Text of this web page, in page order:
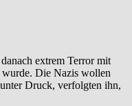
extrem Terror mit
wurde. Die Nazis wollen
Druck, verfolgten ihn,